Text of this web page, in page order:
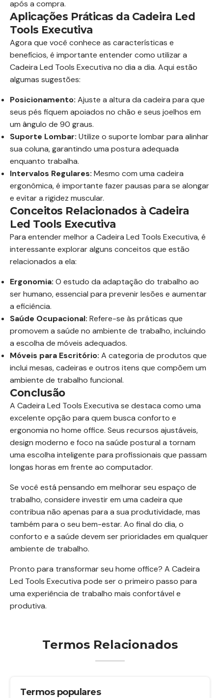
após a compra.
Aplicações Práticas da Cadeira Led
Tools Executiva
Agora que você conhece as características e
benefícios, é importante entender como utilizar a
Cadeira Led Tools Executiva no dia a dia. Aqui estão
algumas sugestões:
Posicionamento: Ajuste a altura da cadeira para que
seus pés fiquem apoiados no chão e seus joelhos em
um ângulo de 90 graus.
Suporte Lombar: Utilize o suporte lombar para alinhar
sua coluna, garantindo uma postura adequada
enquanto trabalha.
Intervalos Regulares: Mesmo com uma cadeira
ergonômica, é importante fazer pausas para se alongar
e evitar a rigidez muscular.
Conceitos Relacionados à Cadeira
Led Tools Executiva
Para entender melhor a Cadeira Led Tools Executiva, é
interessante explorar alguns conceitos que estão
relacionados a ela:
Ergonomia: O estudo da adaptação do trabalho ao
ser humano, essencial para prevenir lesões e aumentar
a eficiência.
Saúde Ocupacional: Refere-se às práticas que
promovem a saúde no ambiente de trabalho, incluindo
a escolha de móveis adequados.
Móveis para Escritório: A categoria de produtos que
inclui mesas, cadeiras e outros itens que compõem um
ambiente de trabalho funcional.
Conclusão
A Cadeira Led Tools Executiva se destaca como uma
excelente opção para quem busca conforto e
ergonomia no home office. Seus recursos ajustáveis,
design moderno e foco na saúde postural a tornam
uma escolha inteligente para profissionais que passam
longas horas em frente ao computador.
Se você está pensando em melhorar seu espaço de
trabalho, considere investir em uma cadeira que
contribua não apenas para a sua produtividade, mas
também para o seu bem-estar. Ao final do dia, o
conforto e a saúde devem ser prioridades em qualquer
ambiente de trabalho.
Pronto para transformar seu home office? A Cadeira
Led Tools Executiva pode ser o primeiro passo para
uma experiência de trabalho mais confortável e
produtiva.
Termos Relacionados
Termos populares